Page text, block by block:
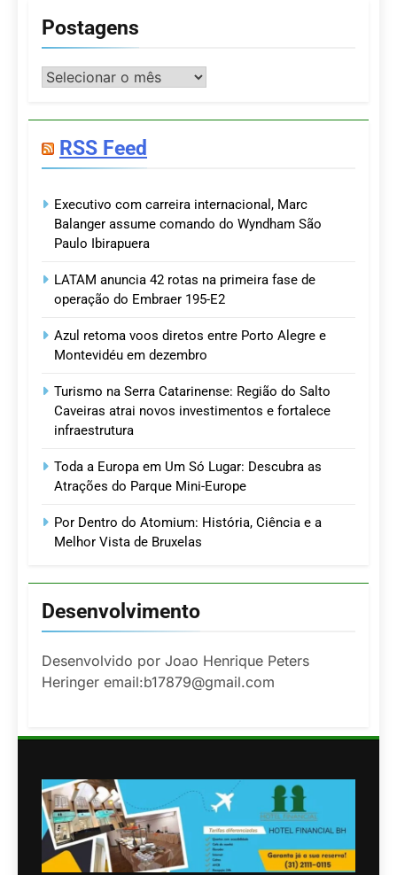
Postagens
Postagens
RSS Feed
Executivo com carreira internacional, Marc
Balanger assume comando do Wyndham São
Paulo Ibirapuera
LATAM anuncia 42 rotas na primeira fase de
operação do Embraer 195-E2
Azul retoma voos diretos entre Porto Alegre e
Montevidéu em dezembro
Turismo na Serra Catarinense: Região do Salto
Caveiras atrai novos investimentos e fortalece
infraestrutura
Toda a Europa em Um Só Lugar: Descubra as
Atrações do Parque Mini-Europe
Por Dentro do Atomium: História, Ciência e a
Melhor Vista de Bruxelas
Desenvolvimento
Desenvolvido por Joao Henrique Peters
Heringer email:b17879@gmail.com